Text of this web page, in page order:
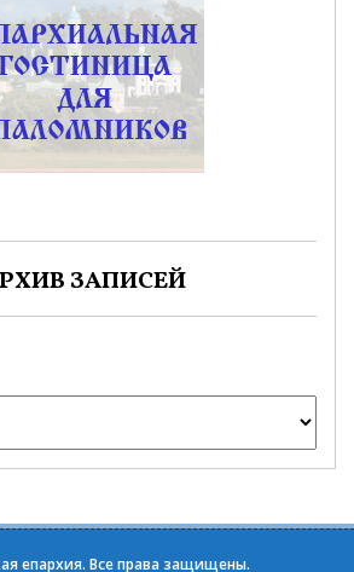
ЗАПИСЕЙ
епархия. Все права защищены.